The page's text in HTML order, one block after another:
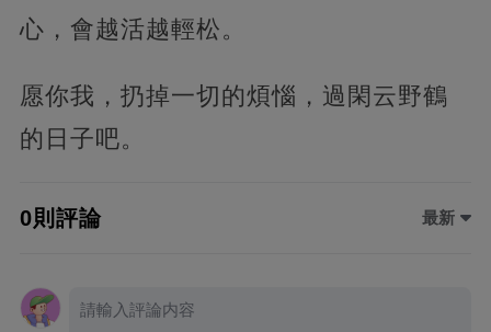
心，會越活越輕松。
愿你我，扔掉一切的煩惱，過閑云野鶴
的日子吧。
0則評論 最新